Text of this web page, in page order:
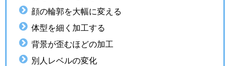
顔の輪郭を大幅に変える
体型を細く加工する
背景が歪むほどの加工
別人レベルの変化